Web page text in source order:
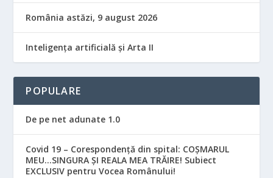
România astăzi, 9 august 2026
Inteligența artificială și Arta II
POPULARE
De pe net adunate 1.0
Covid 19 – Corespondență din spital: COȘMARUL
MEU…SINGURA ȘI REALA MEA TRĂIRE! Subiect
EXCLUSIV pentru Vocea Românului!